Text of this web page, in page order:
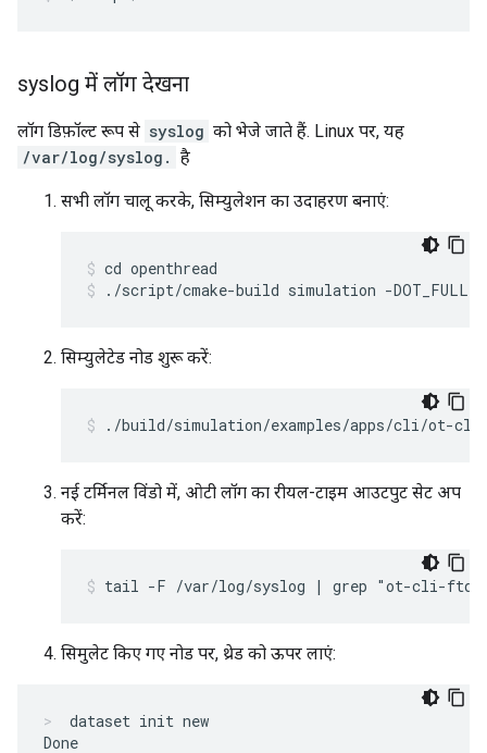
syslog में लॉग देखना
लॉग डिफ़ॉल्ट रूप से syslog को भेजे जाते हैं. Linux पर, यह
/var/log/syslog. है
सभी लॉग चालू करके, सिम्युलेशन का उदाहरण बनाएं:
cd openthread
./script/cmake-build simulation -
सिम्युलेटेड नोड शुरू करें:
./build/simulation/examples/apps/cli/ot-
नई टर्मिनल विंडो में, ओटी लॉग का रीयल-टाइम आउटपुट सेट अप
करें:
tail -F /var/log/syslog | grep "ot-cli-ftd"
सिमुलेट किए गए नोड पर, थ्रेड को ऊपर लाएं:
dataset init new